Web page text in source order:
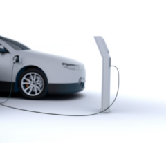
POUR TOUS LES
le 24 Mar 2021 à 00:00